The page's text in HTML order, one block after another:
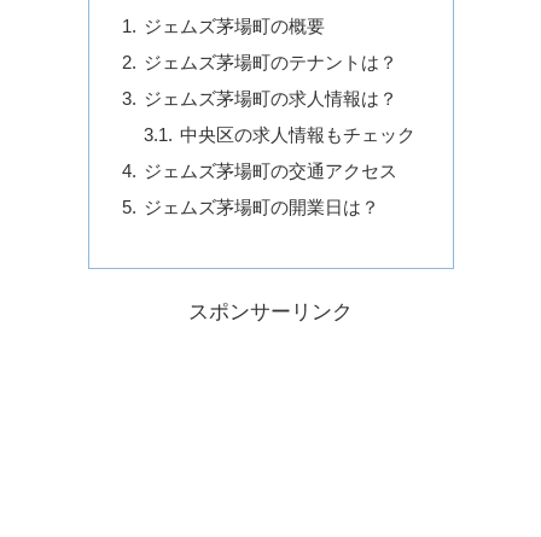
ジェムズ茅場町の概要
ジェムズ茅場町のテナントは？
ジェムズ茅場町の求人情報は？
中央区の求人情報もチェック
ジェムズ茅場町の交通アクセス
ジェムズ茅場町の開業日は？
スポンサーリンク